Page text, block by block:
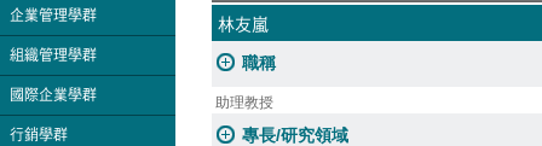
企業管理學群
組織管理學群
國際企業學群
行銷學群
林友嵐
職稱
助理教授
專長/研究領域